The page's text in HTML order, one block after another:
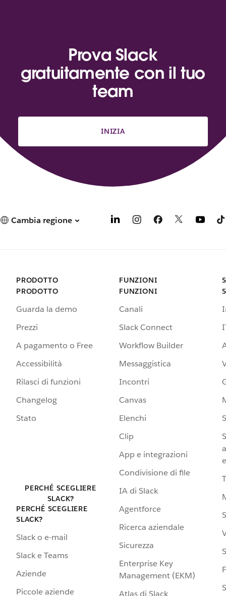
Prova Slack
gratuitamente con il tuo
team
INIZIA
Cambia regione
PRODOTTO
PRODOTTO
Guarda la demo
Prezzi
A pagamento o Free
Accessibilità
Rilasci di funzioni
Changelog
Stato
PERCHÉ SCEGLIERE
SLACK?
PERCHÉ SCEGLIERE
SLACK?
Slack o e-mail
Slack e Teams
Aziende
Piccole aziende
FUNZIONI
FUNZIONI
Canali
Slack Connect
Workflow Builder
Messaggistica
Incontri
Canvas
Elenchi
Clip
App e integrazioni
Condivisione di file
IA di Slack
Agentforce
Ricerca aziendale
Sicurezza
Enterprise Key
Management (EKM)
Atlas di Slack